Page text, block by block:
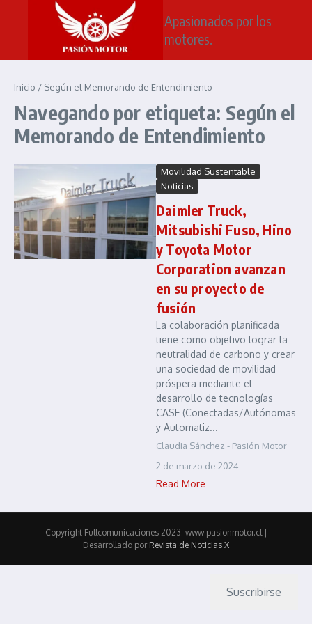
Saltar al contenido
Apasionados por los
motores.
Inicio / Según el Memorando de Entendimiento
Navegando por etiqueta: Según el
Memorando de Entendimiento
Movilidad Sustentable
Noticias
Daimler Truck,
Mitsubishi Fuso, Hino
y Toyota Motor
Corporation avanzan
en su proyecto de
fusión
La colaboración planificada
tiene como objetivo lograr la
neutralidad de carbono y crear
una sociedad de movilidad
próspera mediante el
desarrollo de tecnologías
CASE (Conectadas/Autónomas
y Automatiz...
Claudia Sánchez - Pasión Motor
2 de marzo de 2024
Read More
Copyright Fullcomunicaciones 2023. www.pasionmotor.cl |
Desarrollado por Revista de Noticias X
Suscribirse